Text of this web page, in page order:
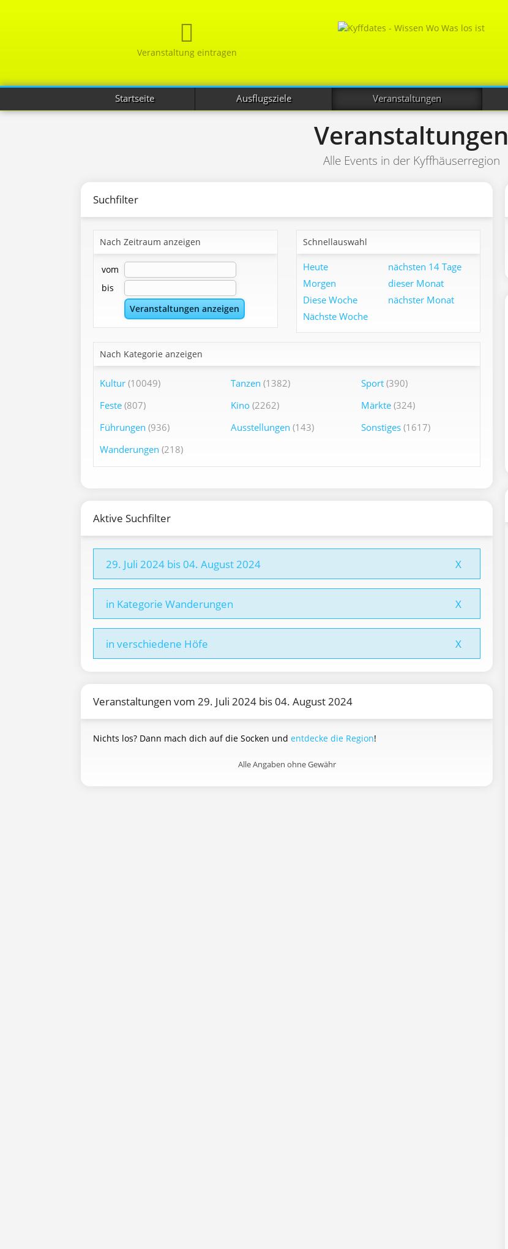
Veranstaltung eintragen
Startseite Ausflugsziele Veranstaltungen
Veranstaltungen
Alle Events in der Kyffhäuserregion
Suchfilter
Nach Zeitraum anzeigen
vom
bis
Schnellauswahl
Heute
Morgen
Diese Woche
Nächste Woche
nächsten 14 Tage
dieser Monat
nächster Monat
Nach Kategorie anzeigen
Kultur (10049) Tanzen (1382) Sport (390)
Feste (807) Kino(2262) Märkte (324)
Führungen (936) Ausstellungen (143) Sonstiges (1617)
Wanderungen (218)
Aktive Suchfilter
29. Juli 2024 bis 04. August 2024 X
in Kategorie Wanderungen X
in verschiedene Höfe X
Veranstaltungen vom 29. Juli 2024 bis 04. August 2024
Nichts los? Dann mach dich auf die Socken und entdecke die Region!
Alle Angaben ohne Gewähr